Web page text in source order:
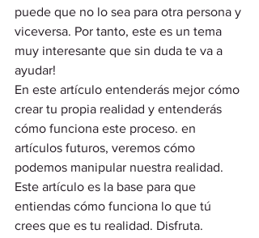
puede que no lo sea para otra persona y
viceversa. Por tanto, este es un tema
muy interesante que sin duda te va a
ayudar!
En este artículo entenderás mejor cómo
crear tu propia realidad y entenderás
cómo funciona este proceso. en
artículos futuros, veremos cómo
podemos manipular nuestra realidad.
Este artículo es la base para que
entiendas cómo funciona lo que tú
crees que es tu realidad. Disfruta.